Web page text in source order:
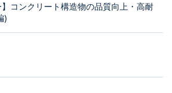
】コンクリート構造物の品質向上・高耐
)